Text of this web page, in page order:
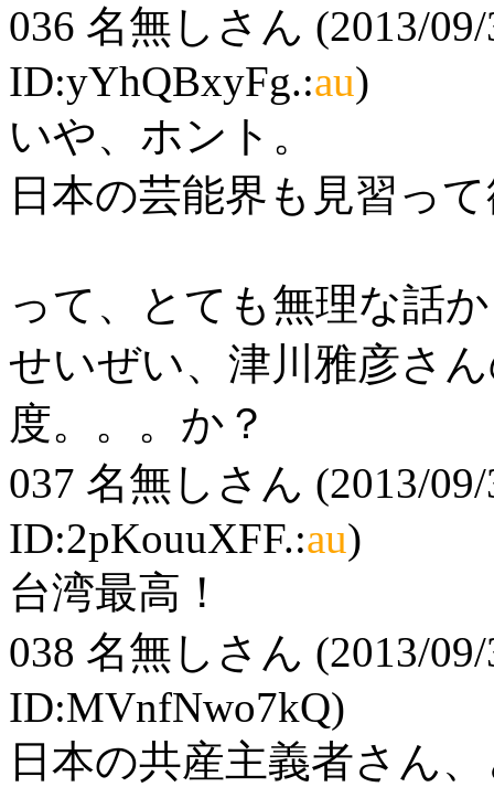
036 名無しさん (2013/
ID:yYhQBxyFg.:au)
いや、ホント。
日本の芸能界も見習っ
って、とても無理な話
せいぜい、津川雅彦さ
度。。。か？
037 名無しさん (2013/
ID:2pKouuXFF.:au)
台湾最高！
038 名無しさん (2013/
ID:MVnfNwo7kQ)
日本の共産主義者さん